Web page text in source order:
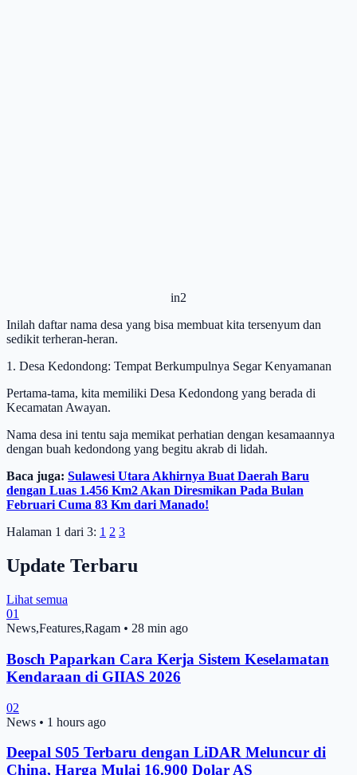
in2
Inilah daftar nama desa yang bisa membuat kita tersenyum dan
sedikit terheran-heran.
1. Desa Kedondong: Tempat Berkumpulnya Segar Kenyamanan
Pertama-tama, kita memiliki Desa Kedondong yang berada di
Kecamatan Awayan.
Nama desa ini tentu saja memikat perhatian dengan kesamaannya
dengan buah kedondong yang begitu akrab di lidah.
Baca juga: Sulawesi Utara Akhirnya Buat Daerah Baru
dengan Luas 1.456 Km2 Akan Diresmikan Pada Bulan
Februari Cuma 83 Km dari Manado!
Halaman 1 dari 3: 1 2 3
Update Terbaru
Lihat semua
01
News,Features,Ragam • 28 min ago
Bosch Paparkan Cara Kerja Sistem Keselamatan
Kendaraan di GIIAS 2026
02
News • 1 hours ago
Deepal S05 Terbaru dengan LiDAR Meluncur di
China, Harga Mulai 16.900 Dolar AS